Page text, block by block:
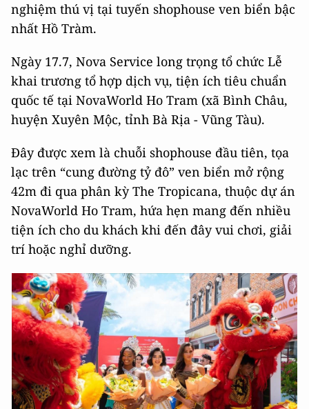
nghiệm thú vị tại tuyến shophouse ven biển bậc
nhất Hồ Tràm.
Ngày 17.7, Nova Service long trọng tổ chức Lễ
khai trương tổ hợp dịch vụ, tiện ích tiêu chuẩn
quốc tế tại NovaWorld Ho Tram (xã Bình Châu,
huyện Xuyên Mộc, tỉnh Bà Rịa - Vũng Tàu).
Đây được xem là chuỗi shophouse đầu tiên, tọa
lạc trên “cung đường tỷ đô” ven biển mở rộng
42m đi qua phân kỳ The Tropicana, thuộc dự án
NovaWorld Ho Tram, hứa hẹn mang đến nhiều
tiện ích cho du khách khi đến đây vui chơi, giải
trí hoặc nghỉ dưỡng.